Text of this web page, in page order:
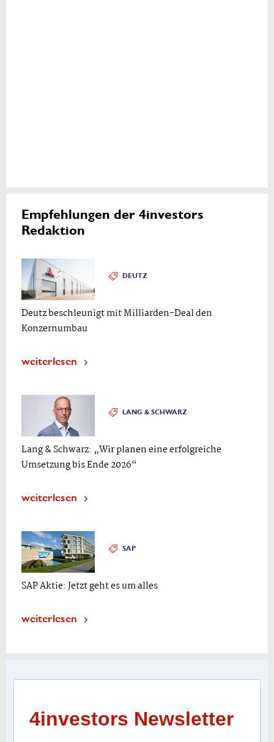
Empfehlungen der 4investors
Redaktion
DEUTZ
Deutz beschleunigt mit Milliarden-Deal den
Konzernumbau
weiterlesen
LANG & SCHWARZ
Lang & Schwarz: „Wir planen eine erfolgreiche
Umsetzung bis Ende 2026“
weiterlesen
SAP
SAP Aktie: Jetzt geht es um alles
weiterlesen
4investors Newsletter